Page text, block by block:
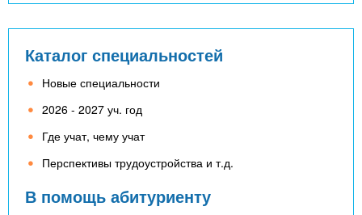
Каталог специальностей
Новые специальности
2026 - 2027 уч. год
Где учат, чему учат
Перспективы трудоустройства и т.д.
В помощь абитуриенту